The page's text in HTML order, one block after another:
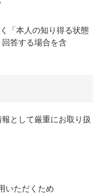
「本人の知り得る状態
回答する場合を含
として厳重にお取り扱
いただくため